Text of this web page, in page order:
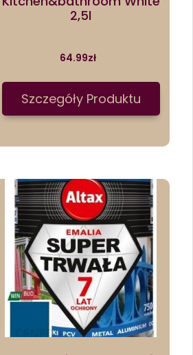
2,5l
64.99zł
Szczegóły Produktu